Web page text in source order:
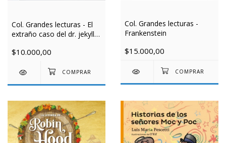
Col. Grandes lecturas - El
extraño caso del dr. jekyll y
$10.000,00
Col. Grandes lecturas -
Frankenstein
$15.000,00